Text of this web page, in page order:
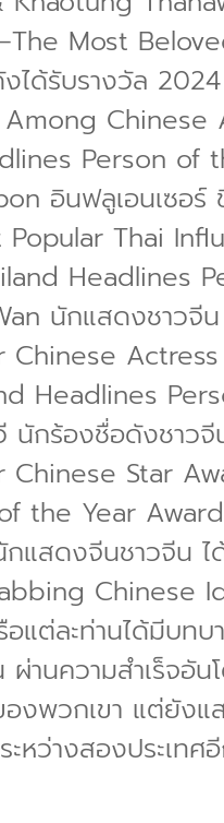
Most
ด้รับรางวัล
Chinese
Person
อินฟลูเอนเซอร์
Thai
Headlines
นักแสดงชาวจีน
Headlines
กร้องชื่อดังชาวจี
Star
the Year
สดงจีนชาวจีน ไ
Chinese
อแต่ละท่านได้มีบท
านความสำเร็จอัน
งพวกเขา แต่ยังแ
หว่างสองประเทศ